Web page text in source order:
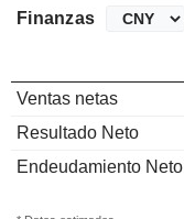
Finanzas
Ventas netas
Resultado Neto
Endeudamiento Neto